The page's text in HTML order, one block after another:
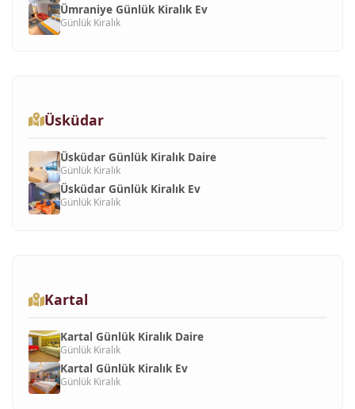
Ümraniye Günlük Kiralık Ev
Günlük Kiralık
Üsküdar
Üsküdar Günlük Kiralık Daire
Günlük Kiralık
Üsküdar Günlük Kiralık Ev
Günlük Kiralık
Kartal
Kartal Günlük Kiralık Daire
Günlük Kiralık
Kartal Günlük Kiralık Ev
Günlük Kiralık